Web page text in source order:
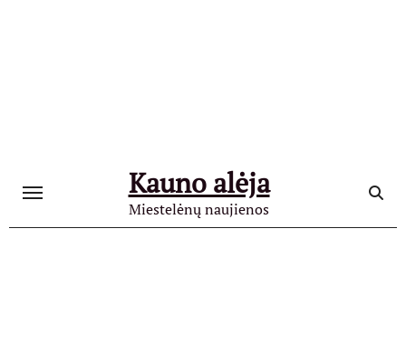
Kauno alėja
Miestelėnų naujienos